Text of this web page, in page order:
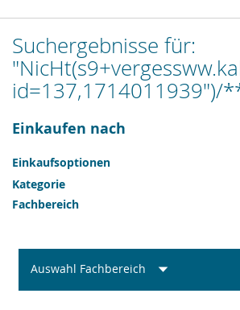
Suchergebnisse für:
id=137,1714011939")/
Einkaufen nach
Einkaufsoptionen
Kategorie
Fachbereich
Auswahl Fachbereich